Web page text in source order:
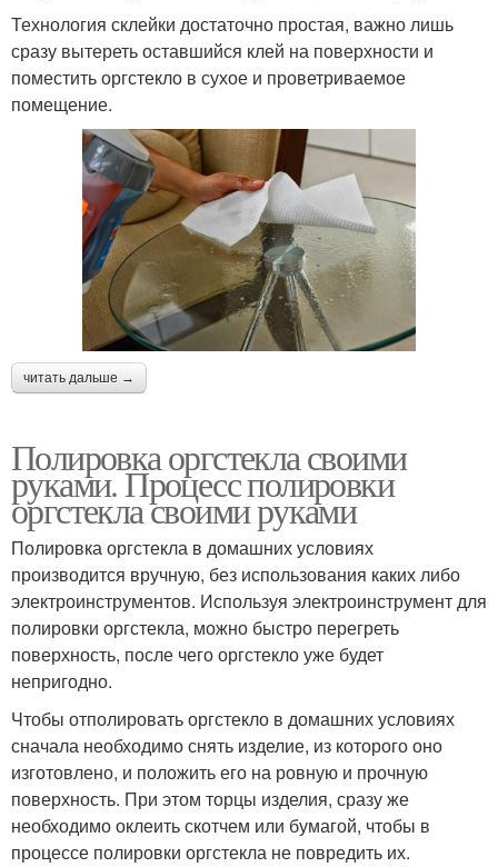
Технология склейки достаточно простая, важно лишь
сразу вытереть оставшийся клей на поверхности и
поместить оргстекло в сухое и проветриваемое
помещение.
читать дальше →
Полировка оргстекла своими
руками. Процесс полировки
оргстекла своими руками
Полировка оргстекла в домашних условиях
производится вручную, без использования каких либо
электроинструментов. Используя электроинструмент для
полировки оргстекла, можно быстро перегреть
поверхность, после чего оргстекло уже будет
непригодно.
Чтобы отполировать оргстекло в домашних условиях
сначала необходимо снять изделие, из которого оно
изготовлено, и положить его на ровную и прочную
поверхность. При этом торцы изделия, сразу же
необходимо оклеить скотчем или бумагой, чтобы в
процессе полировки оргстекла не повредить их.